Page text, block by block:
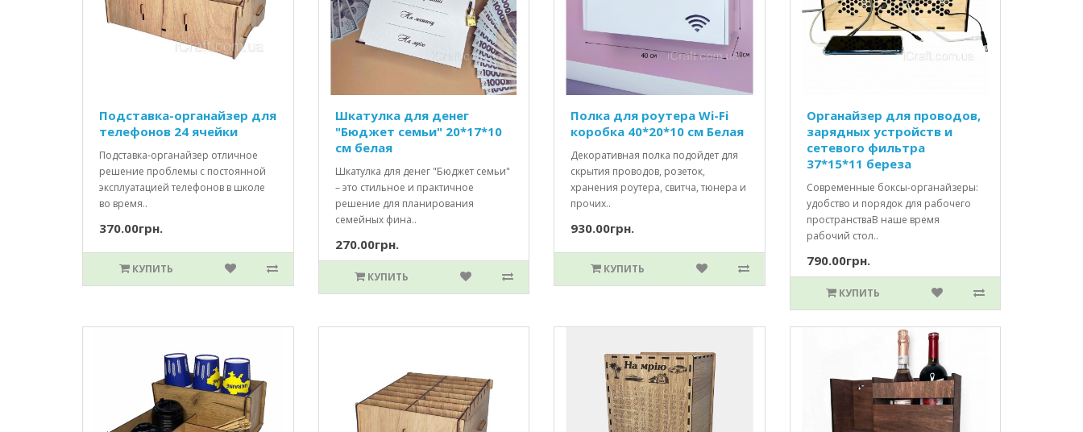
Подставка-органайзер для
телефонов 24 ячейки
Подставка-органайзер отличное
решение проблемы с постоянной
эксплуатацией телефонов в школе
во время..
370.00грн.
КУПИТЬ
Шкатулка для денег
"Бюджет семьи" 20*17*10
см белая
Шкатулка для денег "Бюджет семьи"
– это стильное и практичное
решение для планирования
семейных фина..
270.00грн.
КУПИТЬ
Полка для роутера Wi-Fi
коробка 40*20*10 см Белая
Декоративная полка подойдет для
скрытия проводов, розеток,
хранения роутера, свитча, тюнера и
прочих..
930.00грн.
КУПИТЬ
Органайзер для проводов,
зарядных устройств и
сетевого фильтра
37*15*11 береза
Современные боксы-органайзеры:
удобство и порядок для рабочего
пространстваВ наше время
рабочий стол..
790.00грн.
КУПИТЬ